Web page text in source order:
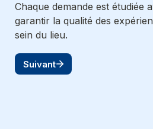
Chaque demande est étudiée
garantir la qualité des
sein du lieu.
Suivant